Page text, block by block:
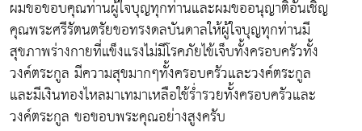
ผมขอขอบคุณท่านผู้ใจบุญทุกท่านและผมขออนุญาติอันเชิญ
คุณพระศรีรัตนตรัยขอทรงดลบันดาลให้ผู้ใจบุญทุกท่านมี
สุขภาพร่างกายที่แข็งแรงไม่มีโรคภัยไข้เจ็บทั้งครอบครัวทั้ง
วงค์ตระกูล มีความสุขมากๆทั้งครอบครัวและวงค์ตระกูล
และมีเงินทองไหลมาเทมาเหลือใช้ร่ำรวยทั้งครอบครัวและ
วงค์ตระกูล ขอขอบพระคุณอย่างสูงครับ